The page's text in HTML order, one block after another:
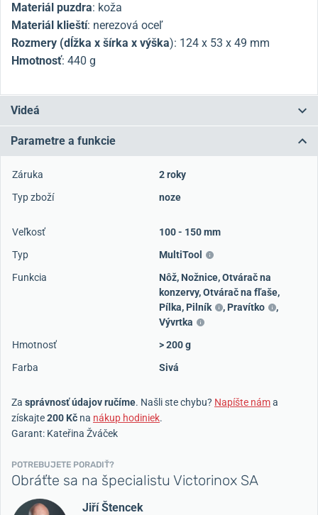
Materiál puzdra: koža
Materiál klieští: nerezová oceľ
Rozmery (dĺžka x šírka x výška): 124 x 53 x 49 mm
Hmotnosť: 440 g
Videá
Parametre a funkcie
Záruka
2 roky
Typ zboží
noze
Veľkosť
100 - 150 mm
Typ
MultiTool
Funkcia
Nôž, Nožnice,Otvárač na
konzervy,Otvárač na fľaše,
Pílka, Pilník , Pravítko
,
Vývrtka
Hmotnosť
> 200 g
Farba
Sivá
Za správnosť údajov ručíme. Našli ste chybu? Napíšte náma
získajte200 Kč na nákup hodiniek.
Garant: Kateřina Žváček
POTREBUJETE PORADIŤ?
Obráťte sa na špecialistu Victorinox SA
Jiří Štencek